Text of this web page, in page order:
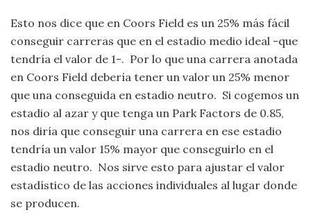
Esto nos dice que en Coors Field es un 25% más fácil
conseguir carreras que en el estadio medio ideal -que
tendría el valor de 1-. Por lo que una carrera anotada
en Coors Field debería tener un valor un 25% menor
que una conseguida en estadio neutro. Si cogemos un
estadio al azar y que tenga un Park Factors de 0.85,
nos diría que conseguir una carrera en ese estadio
tendría un valor 15% mayor que conseguirlo en el
estadio neutro. Nos sirve esto para ajustar el valor
estadístico de las acciones individuales al lugar donde
se producen.